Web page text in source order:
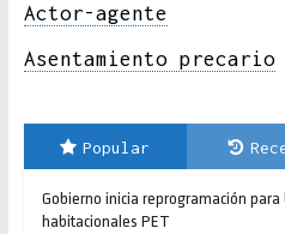
Actor-agente
Asentamiento precario
Popular
Gobierno inicia reprogramación
habitacionales PET